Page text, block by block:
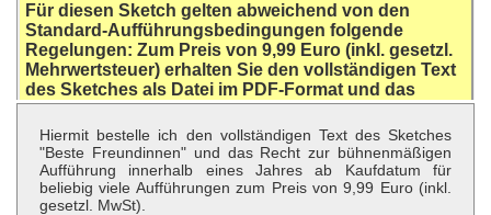
Für diesen Sketch gelten abweichend von den
Standard-Aufführungsbedingungen folgende
Regelungen: Zum Preis von 9,99 Euro (inkl. gesetzl.
Mehrwertsteuer) erhalten Sie den vollständigen Text
des Sketches als Datei im PDF-Format und das
Recht zur Aufführung innerhalb eines Jahres ab
Kaufdatum für beliebig viele Aufführungen.
Hiermit bestelle ich den vollständigen Text des Sketches
"Beste Freundinnen" und das Recht zur bühnenmäßigen
Aufführung innerhalb eines Jahres ab Kaufdatum für
beliebig viele Aufführungen zum Preis von 9,99 Euro (inkl.
gesetzl. MwSt).